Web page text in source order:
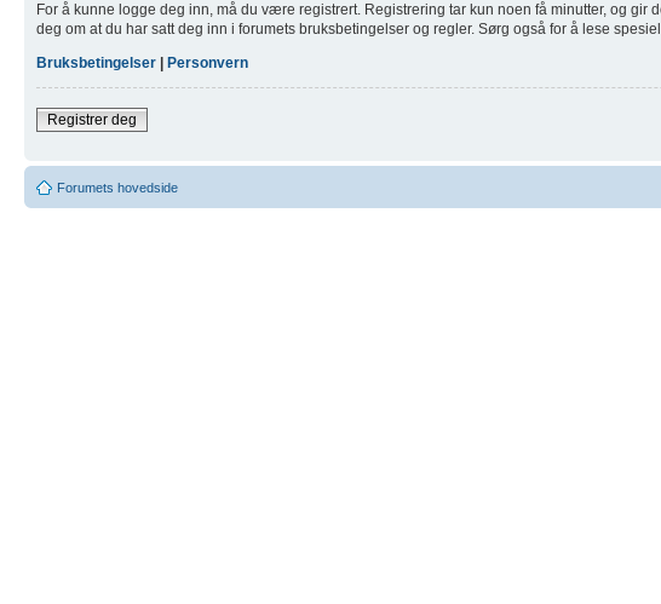
For å kunne logge deg inn, må du være registrert. Registrering tar kun noen få minutter, og
deg om at du har satt deg inn i forumets bruksbetingelser og regler. Sørg også for å lese
Bruksbetingelser
Personvern
Registrer deg
Forumets hovedside